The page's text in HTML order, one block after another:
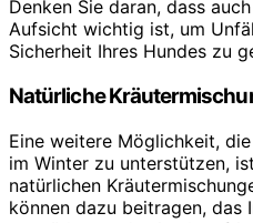
Denken Sie daran, dass
Aufsicht wichtig ist, um
Sicherheit Ihres Hundes zu
Natürliche
Eine weitere Möglichkeit,
im Winter zu unterstützen,
natürlichen
können dazu beitragen, das